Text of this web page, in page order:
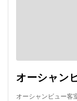
オーシャン
オーシャンビュー客